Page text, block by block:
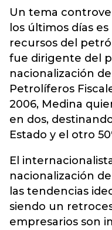
Un tema
los últimos días
recursos del
fue dirigente del
nacionalización
Petrolíferos
2006, Medina
en dos,
Estado y el otro
El
nacionalización
las tendencias
siendo un
empresarios son